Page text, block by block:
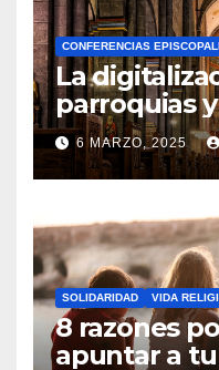
CONFERENCIAS
La
parroquias
realidad ya
la Iglesia
6 MARZO, 2025
SOLIDARIDAD VIDA
8 razones
apuntar a